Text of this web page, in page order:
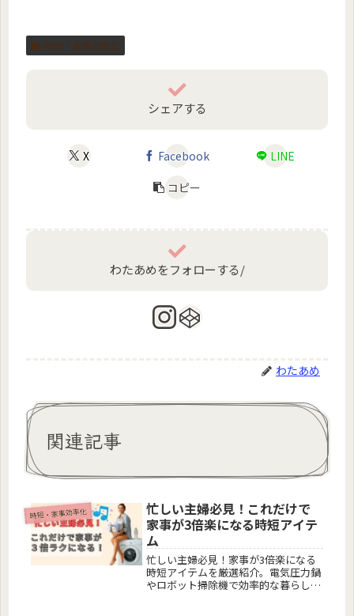
時短・家事効率化
シェアする
X Facebook
LINE
コピー
わたあめをフォローする/
わたあめ
関連記事
時短・家事効率化
忙しい主婦必見！これだけで
家事が3倍楽になる時短アイテ
ム
忙しい主婦必見！家事が3倍楽になる
時短アイテムを厳選紹介。電気圧力鍋
やロボット掃除機で効率的な暮らしを